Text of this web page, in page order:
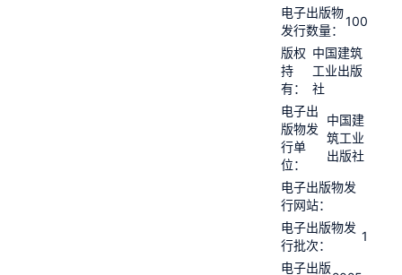
电子出版物
发行数量：
100
版权
持
有：
中国建筑
工业出版
社
电子出
版物发
行单
位：
中国建
筑工业
出版社
电子出版物发
行网站：
电子出版物发
行批次：
1
电子出版